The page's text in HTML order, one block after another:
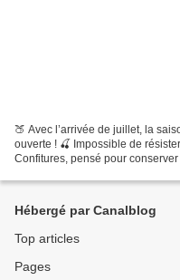
🍑 Avec l’arrivée de juillet, la
ouverte ! 🍒 Impossible de
Confitures, pensé pour
Hébergé par Canalblog
Top articles
Pages